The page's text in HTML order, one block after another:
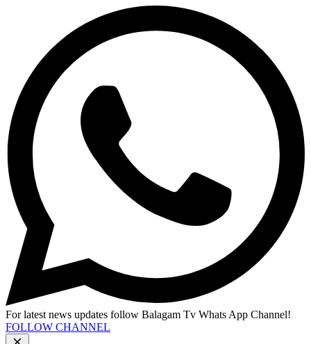
For latest news updates follow Balagam Tv Whats App Channel!
FOLLOW CHANNEL